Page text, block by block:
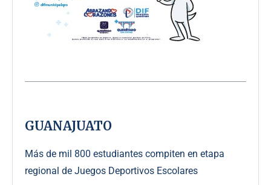
GUANAJUATO
Más de mil 800 estudiantes compiten en etapa
regional de Juegos Deportivos Escolares